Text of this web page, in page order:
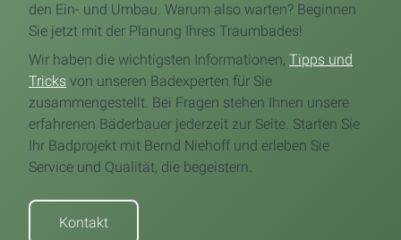
den Ein- und Umbau. Warum also warten? Beginnen
Sie jetzt mit der Planung Ihres Traumbades!
Wir haben die wichtigsten Informationen, Tipps und
Tricks von unseren Badexperten für Sie
zusammengestellt. Bei Fragen stehen Ihnen unsere
erfahrenen Bäderbauer jederzeit zur Seite. Starten Sie
Ihr Badprojekt mit Bernd Niehoff und erleben Sie
Service und Qualität, die begeistern.
Kontakt